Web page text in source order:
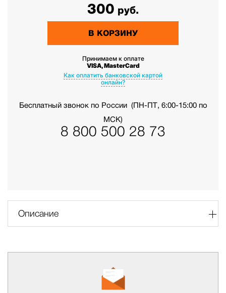
300 руб.
В КОРЗИНУ
Принимаем к оплате
VISA, MasterCard
Как оплатить банковской картой
онлайн?
Бесплатный звонок по России (ПН-ПТ, 6:00-15:00 по
МСК)
8 800 500 28 73
Описание